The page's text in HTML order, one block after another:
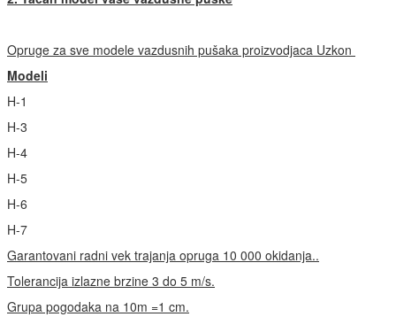
Opruge za sve modele vazdusnih pušaka proizvodjaca Uzkon
Modeli
H-1
H-3
H-4
H-5
H-6
H-7
Garantovani radni vek trajanja opruga 10 000 okidanja..
Tolerancija izlazne brzine 3 do 5 m/s.
Grupa pogodaka na 10m =1 cm.